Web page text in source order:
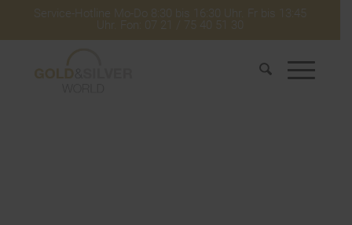
Service-Hotline Mo-Do 8:30 bis 16:30 Uhr. Fr bis 13:45
Uhr. Fon: 07 21 / 75 40 51 30